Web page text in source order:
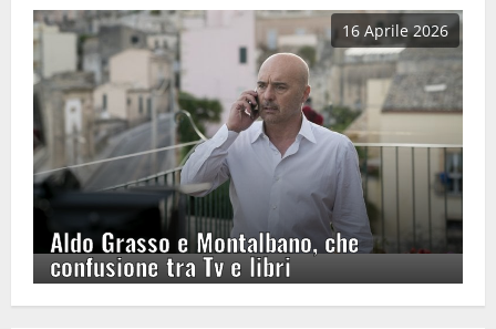
16 Aprile 2026
Aldo Grasso e Montalbano, che
confusione tra Tv e libri